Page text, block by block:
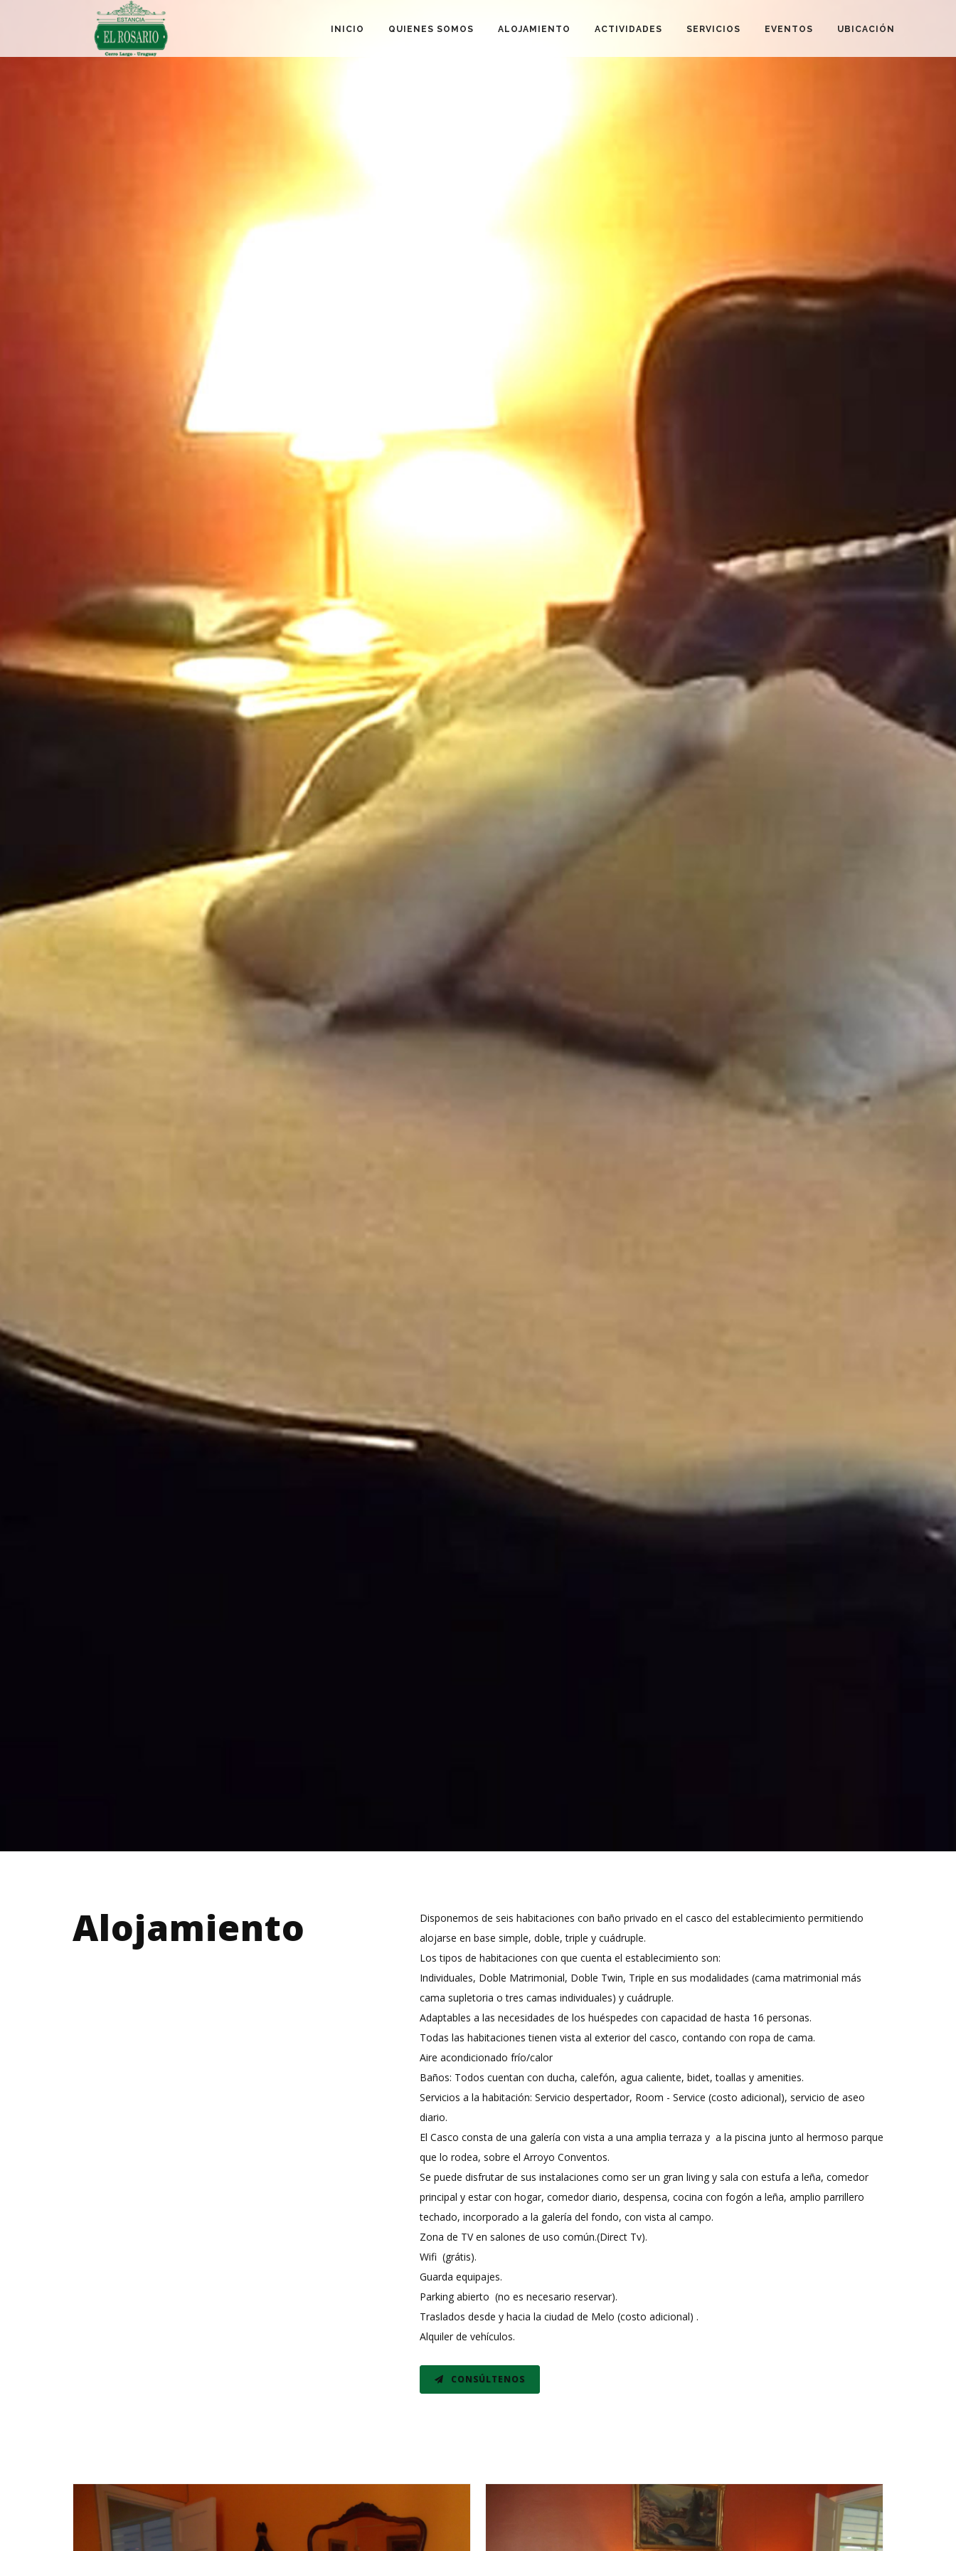
INICIO QUIENES SOMOS ALOJAMIENTO ACTIVIDADES SERVICIOS EVENTOS UBICACIÓN
Alojamiento
Disponemos de seis habitaciones con baño privado en el casco del establecimiento permitiendo
alojarse en base simple, doble, triple y cuádruple.
Los tipos de habitaciones con que cuenta el establecimiento son:
Individuales, Doble Matrimonial, Doble Twin, Triple en sus modalidades (cama matrimonial más
cama supletoria o tres camas individuales) y cuádruple.
Adaptables a las necesidades de los huéspedes con capacidad de hasta 16 personas.
Todas las habitaciones tienen vista al exterior del casco, contando con ropa de cama.
Aire acondicionado frío/calor
Baños: Todos cuentan con ducha, calefón, agua caliente, bidet, toallas y amenities.
Servicios a la habitación: Servicio despertador, Room - Service (costo adicional), servicio de aseo
diario.
El Casco consta de una galería con vista a una amplia terraza y a la piscina junto al hermoso parque
que lo rodea, sobre el Arroyo Conventos.
Se puede disfrutar de sus instalaciones como ser un gran living y sala con estufa a leña, comedor
principal y estar con hogar, comedor diario, despensa, cocina con fogón a leña, amplio parrillero
techado, incorporado a la galería del fondo, con vista al campo.
Zona de TV en salones de uso común.(Direct Tv).
Wifi (grátis).
Guarda equipajes.
Parking abierto (no es necesario reservar).
Traslados desde y hacia la ciudad de Melo (costo adicional) .
Alquiler de vehículos.
CONSÚLTENOS